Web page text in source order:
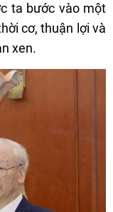
ta bước vào một
cơ, thuận lợi và
xen.